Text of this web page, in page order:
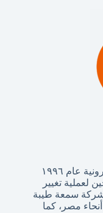
تأسست شركة ماي ماركت للتجارة الإلكترونية عام ١٩٩٦
لعملية تغيير
سمعة طيبة
مصر، كما